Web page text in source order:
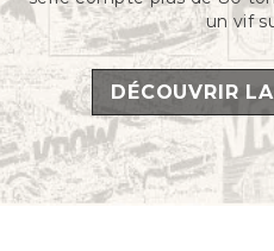
un vif
DÉCOUVRIR